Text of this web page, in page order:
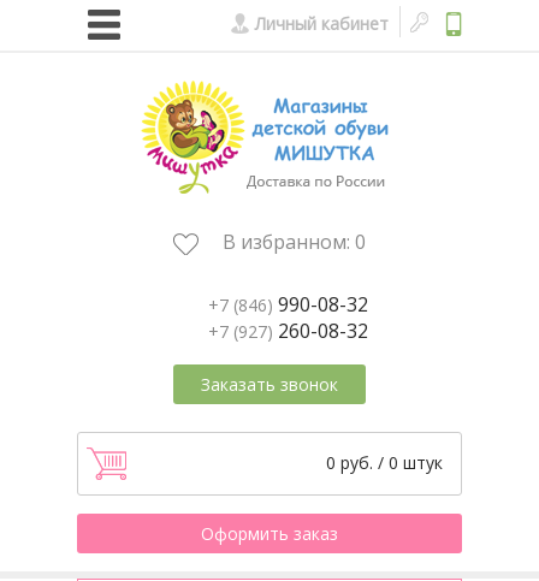
Личный кабинет
В избранном: 0
+7 (846) 990-08-32
+7 (927) 260-08-32
Заказать звонок
0 руб. / 0 штук
Оформить заказ